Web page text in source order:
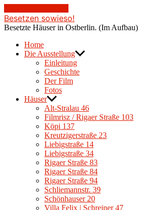
Besetzen sowieso!
Besetzte Häuser in Ostberlin. (Im Aufbau)
Home
Die Ausstellung
Einleitung
Geschichte
Der Film
Fotos
Häuser
Alt-Stralau 46
Filmrisz / Rigaer Straße 103
Köpi 137
Kreutzigerstraße 23
Liebigstraße 14
Liebigstraße 34
Rigaer Straße 83
Rigaer Straße 84
Rigaer Straße 94
Schliemannstr. 39
Schönhauser 20
Villa Felix | Schreiner 47